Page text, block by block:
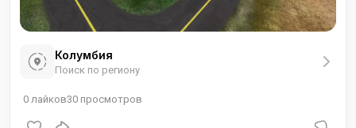
Колумбия
Поиск по региону
0 лайков30 просмотров